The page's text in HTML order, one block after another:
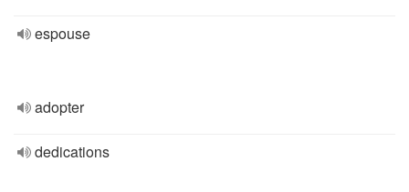
espouse
adopter
dedications